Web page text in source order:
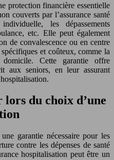
protection financière essentielle
couverts par l’assurance santé
les dépassements
etc. Elle peut également
de convalescence ou en centre
et coûteux, comme la
Cette garantie offre
aux seniors, en leur assurant
du choix d’une
garantie nécessaire pour les
contre les dépenses de santé
hospitalisation peut être un